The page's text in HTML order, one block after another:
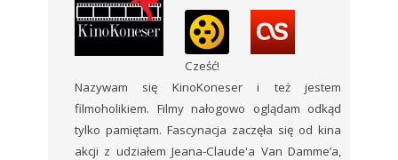
Cześć!
Nazywam się KinoKoneser i też jestem
filmoholikiem. Filmy nałogowo oglądam odkąd
tylko pamiętam. Fascynacja zaczęła się od kina
akcji z udziałem Jeana-Claude'a Van Damme’a,